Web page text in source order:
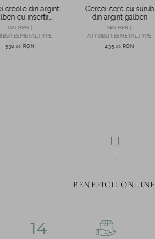
creole din argint
cu insertii
albastre
GALBEN |
530 00 RON
Cercei cerc cu surub
din argint galben
GALBEN |
ATTRIBUTES.METAL.TYPE.
435 ,00 RON
BENEFICII ONLINE
14